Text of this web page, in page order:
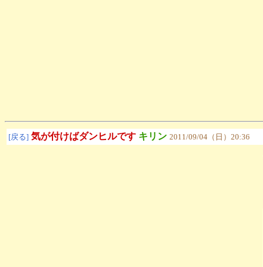
[戻る] 気が付けばダンヒルです キリン 2011/09/04（日）20:36